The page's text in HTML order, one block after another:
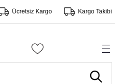
Ücretsiz Kargo Kargo Takibi